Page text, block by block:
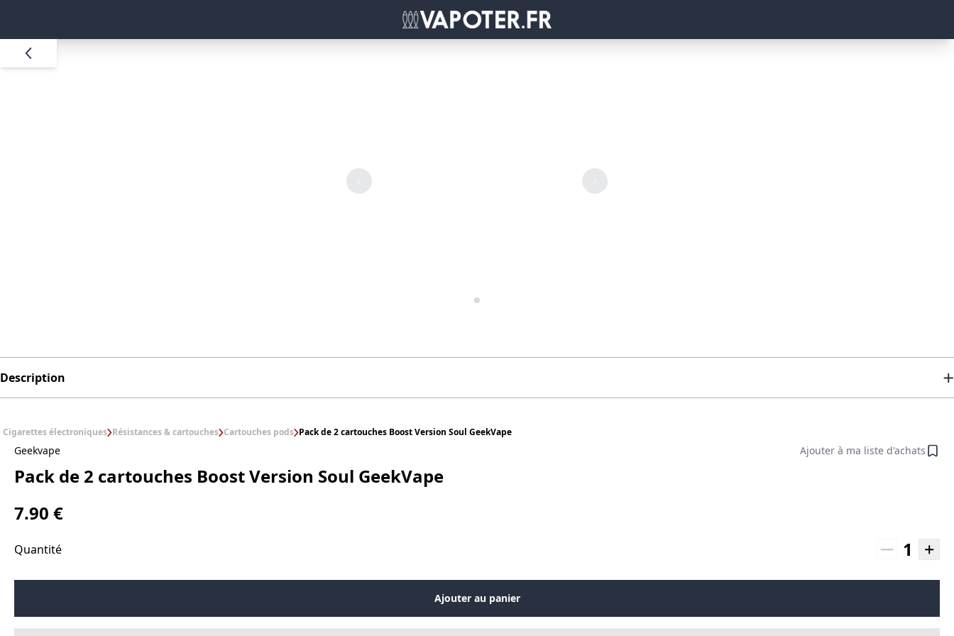
Description
Cigarettes électroniques Résistances & cartouches Cartouches pods Pack de 2 cartouches Boost Version Soul GeekVape
Geekvape Ajouter à ma liste d'achats
Pack de 2 cartouches Boost Version Soul GeekVape
7.90 €
Quantité 1
Ajouter au panier